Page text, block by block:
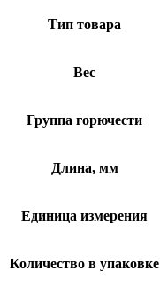
Тип товара
Вес
Группа горючести
Длина, мм
Единица измерения
Количество в упаковке